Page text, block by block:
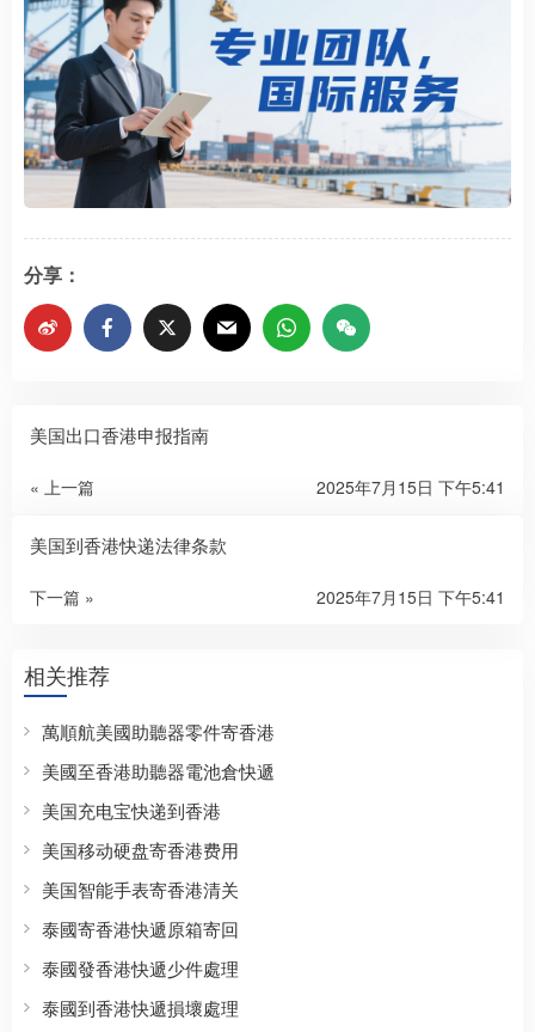
分享：
美国出口香港申报指南
« 上一篇 2025年7月15日 下午5:41
美国到香港快递法律条款
下一篇 » 2025年7月15日 下午5:41
相关推荐
萬順航美國助聽器零件寄香港
美國至香港助聽器電池倉快遞
美国充电宝快递到香港
美国移动硬盘寄香港费用
美国智能手表寄香港清关
泰國寄香港快遞原箱寄回
泰國發香港快遞少件處理
泰國到香港快遞損壞處理